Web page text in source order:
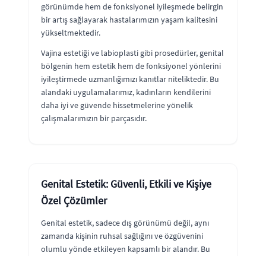
görünümde hem de fonksiyonel iyileşmede belirgin
bir artış sağlayarak hastalarımızın yaşam kalitesini
yükseltmektedir.
Vajina estetiği ve labioplasti gibi prosedürler, genital
bölgenin hem estetik hem de fonksiyonel yönlerini
iyileştirmede uzmanlığımızı kanıtlar niteliktedir. Bu
alandaki uygulamalarımız, kadınların kendilerini
daha iyi ve güvende hissetmelerine yönelik
çalışmalarımızın bir parçasıdır.
Genital Estetik: Güvenli, Etkili ve Kişiye
Özel Çözümler
Genital estetik, sadece dış görünümü değil, aynı
zamanda kişinin ruhsal sağlığını ve özgüvenini
olumlu yönde etkileyen kapsamlı bir alandır. Bu